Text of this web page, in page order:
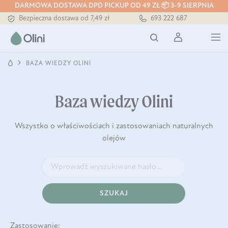
DARMOWA DOSTAWA DPD PICKUP OD 49 ZŁ 📦 3-9 SIERPNIA
Bezpieczna dostawa od 7,49 zł
Darmowa dostawa od 199 zł
693 222 687
BAZA WIEDZY OLINI
Baza wiedzy Olini
Wszystko o właściwościach i zastosowaniach naturalnych
olejów
SZUKAJ
Zastosowanie: